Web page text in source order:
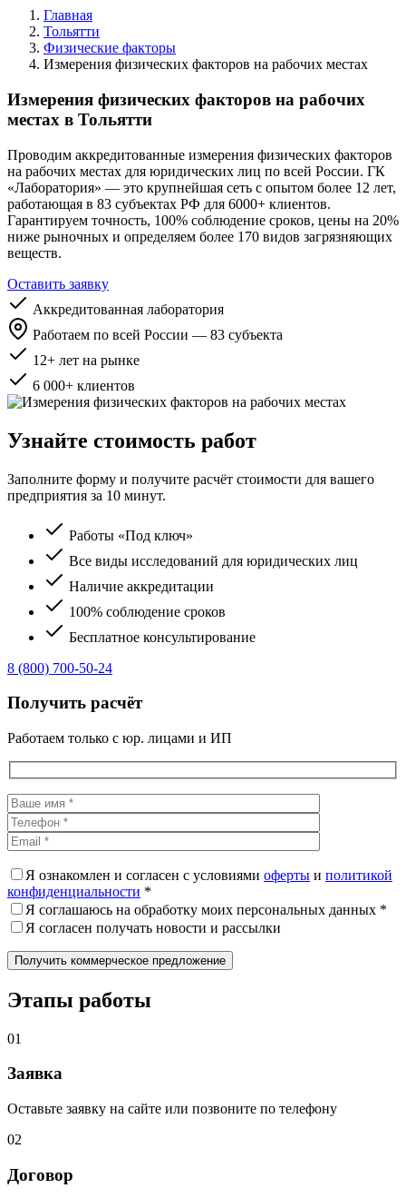
Главная
Тольятти
Физические факторы
Измерения физических факторов на рабочих местах
Измерения физических факторов на рабочих
местах в Тольятти
Проводим аккредитованные измерения физических факторов
на рабочих местах для юридических лиц по всей России. ГК
«Лаборатория» — это крупнейшая сеть с опытом более 12 лет,
работающая в 83 субъектах РФ для 6000+ клиентов.
Гарантируем точность, 100% соблюдение сроков, цены на 20%
ниже рыночных и определяем более 170 видов загрязняющих
веществ.
Оставить заявку
Аккредитованная лаборатория
Работаем по всей России — 83 субъекта
12+ лет на рынке
6 000+ клиентов
Узнайте стоимость работ
Заполните форму и получите расчёт стоимости для вашего
предприятия за 10 минут.
Работы «Под ключ»
Все виды исследований для юридических лиц
Наличие аккредитации
100% соблюдение сроков
Бесплатное консультирование
8 (800) 700-50-24
Получить расчёт
Работаем только с юр. лицами и ИП
Я ознакомлен и согласен с условиями оферты и политикой
конфиденциальности *
Я соглашаюсь на обработку моих персональных данных *
Я согласен получать новости и рассылки
Этапы работы
01
Заявка
Оставьте заявку на сайте или позвоните по телефону
02
Договор